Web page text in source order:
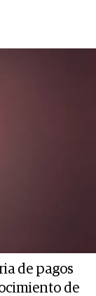
de pagos
de